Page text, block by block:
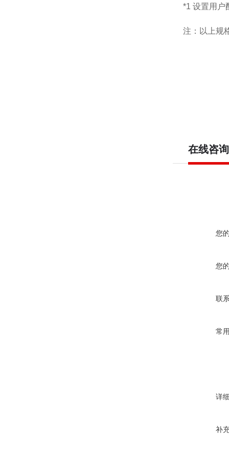
*1 设置用户
注：以上规
在线咨询
您
您
联
常
详
补